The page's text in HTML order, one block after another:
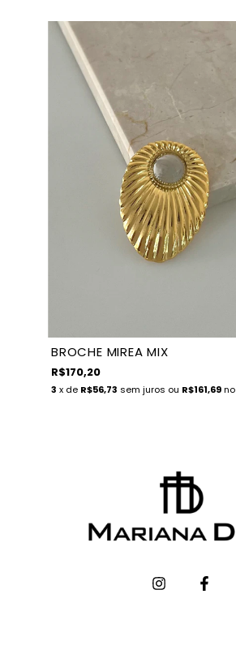
BROCHE MIREA MIX
R$170,20
3 x de R$56,73 sem juros ou R$161,69no